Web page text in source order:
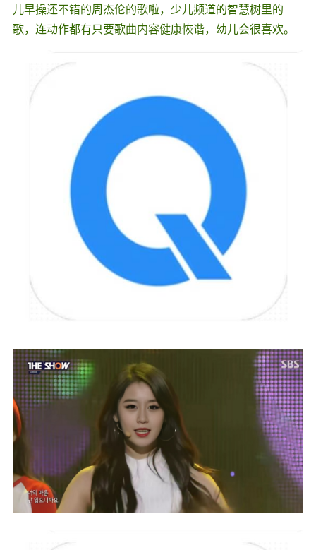
儿早操还不错的周杰伦的歌啦，少儿频道的智慧树里的
歌，连动作都有只要歌曲内容健康恢谐，幼儿会很喜欢。